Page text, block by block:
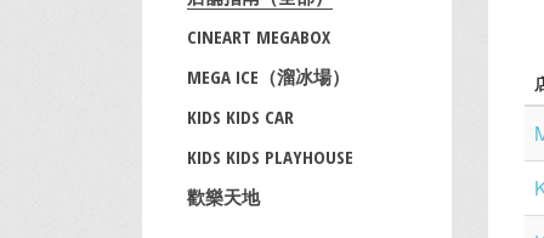
CINEART MEGABOX
MEGA ICE（溜冰場）
KIDS KIDS CAR
KIDS KIDS PLAYHOUSE
歡樂天地